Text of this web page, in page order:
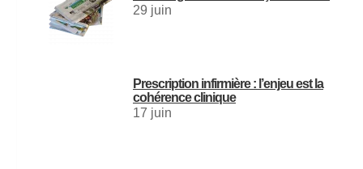
29 juin
Prescription infirmière : l’enjeu est la
cohérence clinique
17 juin